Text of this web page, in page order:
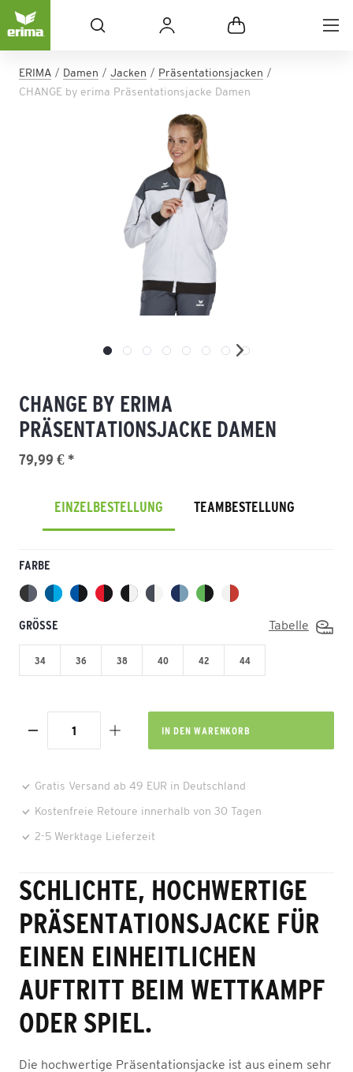
ERIMA Damen Jacken
Präsentationsjacken
CHANGE by erima Präsentationsjacke Damen
CHANGE BY ERIMA
PRÄSENTATIONSJACKE DAMEN
79,99 € *
EINZELBESTELLUNG TEAMBESTELLUNG
FARBE
GRÖSSE Tabelle
34 36 38 40 42 44
IN DEN WARENKORB
Gratis Versand ab 49 EUR in Deutschland
Kostenfreie Retoure innerhalb von 30 Tagen
2-5 Werktage Lieferzeit
SCHLICHTE, HOCHWERTIGE
PRÄSENTATIONSJACKE FÜR
EINEN EINHEITLICHEN
AUFTRITT BEIM WETTKAMPF
ODER SPIEL.
Die hochwertige Präsentationsjacke ist aus einem sehr